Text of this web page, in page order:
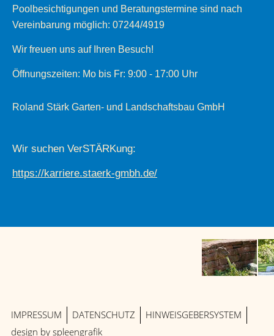
Poolbesichtigungen und Beratungstermine sind nach
Vereinbarung möglich: 07244/4919
Wir freuen uns auf Ihren Besuch!
Öffnungszeiten: Mo bis Fr: 9:00 - 17:00 Uhr
Roland Stärk Garten- und Landschaftsbau GmbH
Wir suchen VerSTÄRKung:
https://karriere.staerk-gmbh.de/
IMPRESSUM DATENSCHUTZ
HINWEISGEBERSYSTEM
design byspleengrafik